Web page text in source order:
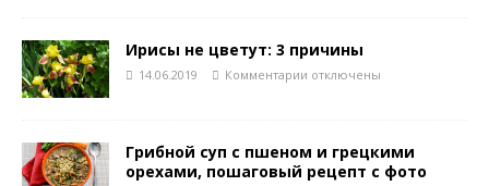
Ирисы не цветут: 3 причины
14.06.2019 Комментарии отключены
Грибной суп с пшеном и грецкими
орехами, пошаговый рецепт с фото